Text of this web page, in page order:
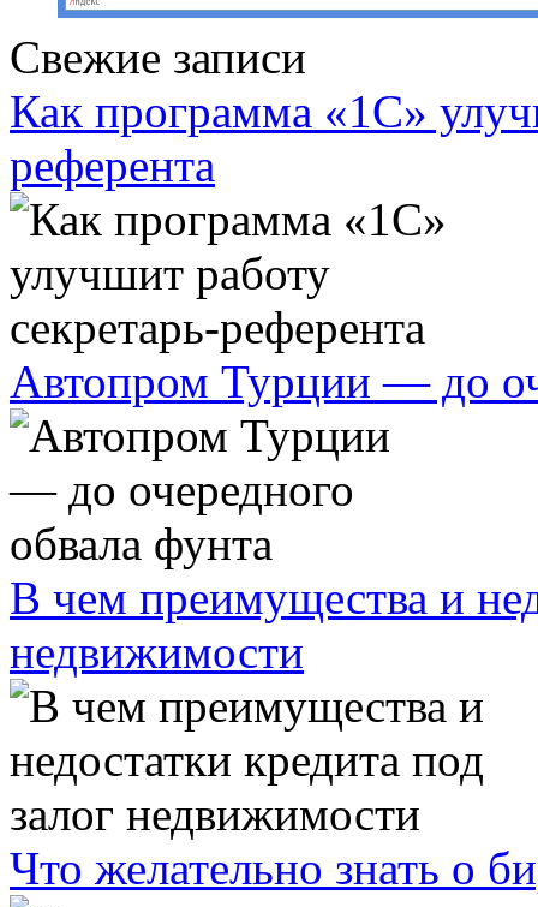
Свежие записи
Как программа «1С»
референта
Автопром Турции — до
В чем преимущества и
недвижимости
Что желательно знать о